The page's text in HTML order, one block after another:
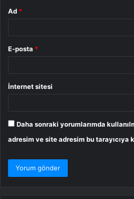
Ad *
E-posta *
İnternet sitesi
Daha sonraki yorumlarımda
adresim ve site adresim bu tarayıcıya